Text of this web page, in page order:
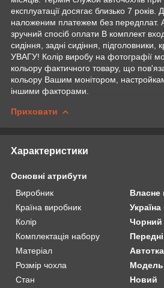
експлуатації досягає близько 7 років.
наложеним платежем без передплат.
зручний спосіб оплати В комплект
сидіння, задні сидіння,
УВАГУ! Колір виробу на фотографії
кольору фактичного товару, що
кольору Вашим монітором,
іншими факторами.
Приховати
Характеристики
Основні атрибути
Виробник
Власне
Країна виробник
Україна
Колір
Чорний
Комплектація набору
Передні
Матеріал
Розмір чохла
Стан
Новий